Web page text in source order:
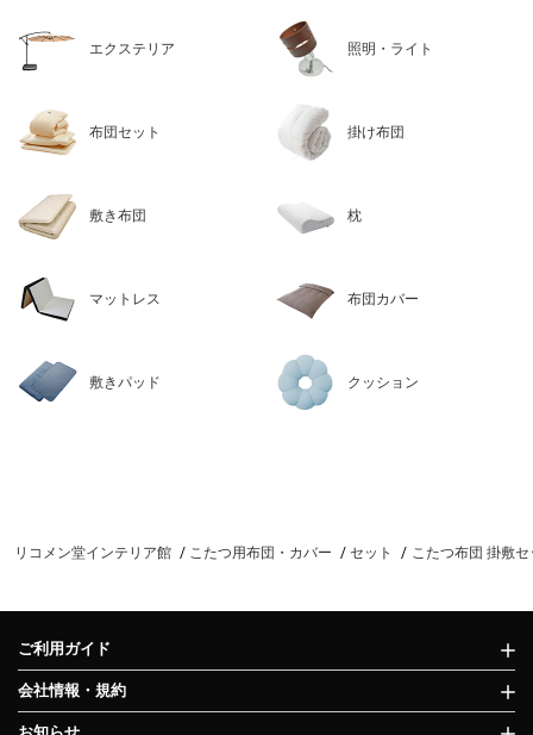
エクステリア 照明・ライト
布団セット 掛け布団
敷き布団 枕
マットレス 布団カバー
敷きパッド クッション
リコメン堂インテリア館 こたつ用布団・カバー セット こたつ布団 掛敷
ご利用ガイド
会社情報・規約